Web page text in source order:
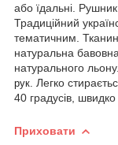
або їдальні.
Традиційний
тематичним.
натуральна
натурального льону.
рук. Легко
40 градусів, швидко
Приховати